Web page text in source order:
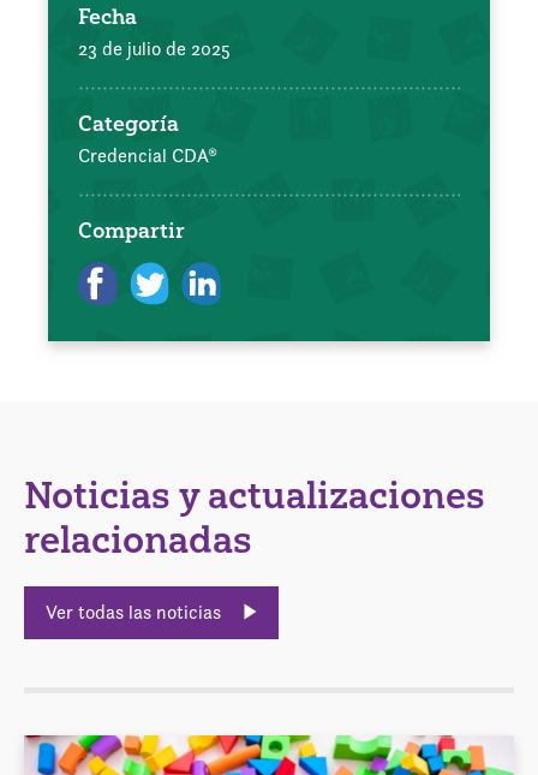
Fecha
23 de julio de 2025
Categoría
Credencial CDA®
Compartir
Noticias y actualizaciones
relacionadas
Ver todas las noticias